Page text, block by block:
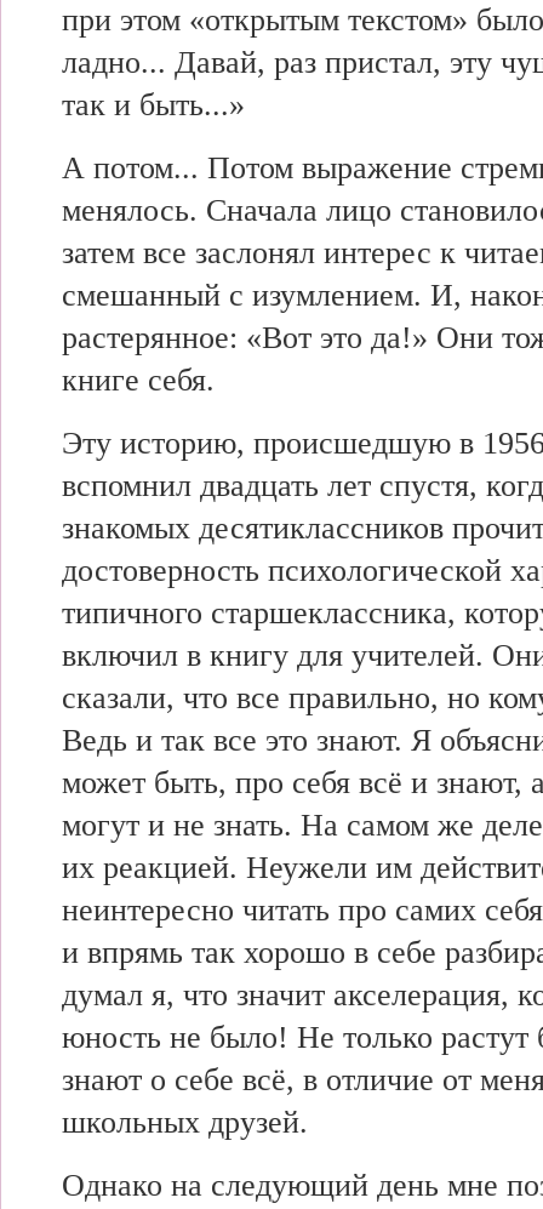
при этом «открытым текстом»
ладно... Давай, раз пристал, эту
так и быть...»
А потом... Потом выражение
менялось. Сначала лицо
затем все заслонял интерес к
смешанный с изумлением. И,
растерянное: «Вот это да!» Они
книге себя.
Эту историю, происшедшую в 1956
вспомнил двадцать лет спустя,
знакомых десятиклассников
достоверность психологической
типичного старшеклассника,
включил в книгу для учителей.
сказали, что все правильно, но
Ведь и так все это знают. Я
может быть, про себя всё и знают,
могут и не знать. На самом же
их реакцией. Неужели им
неинтересно читать про самих
и впрямь так хорошо в себе
думал я, что значит акселерация,
юность не было! Не только растут
знают о себе всё, в отличие от
школьных друзей.
Однако на следующий день мне